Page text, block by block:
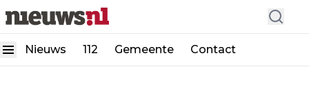
Nieuws 112 Gemeente Contact